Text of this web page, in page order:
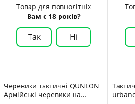
Товар для повнолітніх
Вам є 18 років?
Так Ні
Черевики тактичні QUNLON
Армійські черевики на